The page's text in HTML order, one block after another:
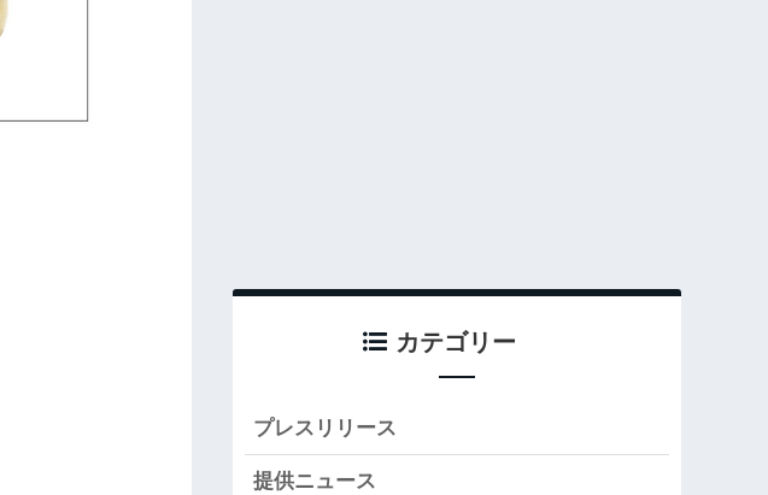
カテゴリー
プレスリリース
提供ニュース